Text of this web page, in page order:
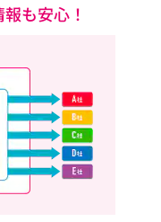
も安心！